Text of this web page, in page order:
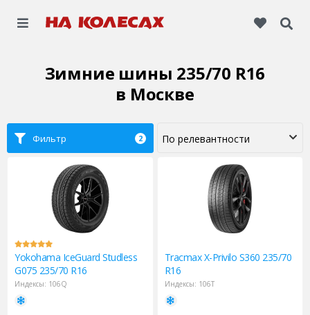
Зимние шины 235/70 R16
в Москве
Фильтр 2
Yokohama IceGuard Studless
G075 235/70 R16
Индексы: 106Q
TracmaxX-Privilo S360 235/70
R16
Индексы: 106T